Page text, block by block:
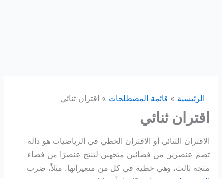
الرئيسية قائمة المصطلحات اقتران ثنائي
اقتران ثنائي
الاقتران الثنائي أو الاقتران الخطي في الرياضيات هو دالة
تضم عنصرين من فضائين متجهين لتنتج عنصرًا من فضاء
متجه ثالث، وهي خطية في كل من متغيراتها. مثلاً، ضرب